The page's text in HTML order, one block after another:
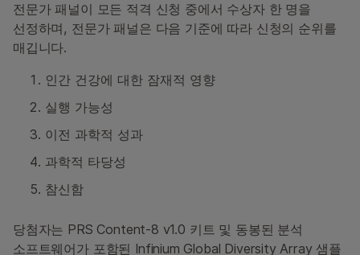
전문가 패널이 모든 적격 신청 중에서 수상자 한 명을
선정하며, 전문가 패널은 다음 기준에 따라 신청의 순위를
매깁니다.
인간 건강에 대한 잠재적 영향
실행 가능성
이전 과학적 성과
과학적 타당성
참신함
당첨자는 PRS Content-8 v1.0 키트 및 동봉된 분석
소프트웨어가 포함된 Infinium Global Diversity Array 샘플